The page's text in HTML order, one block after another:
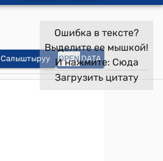
Салыштыруу OPEN DATA
Ошибка в тексте?
Выделите ее мышкой!
И нажмите: Сюда
Загрузить цитату